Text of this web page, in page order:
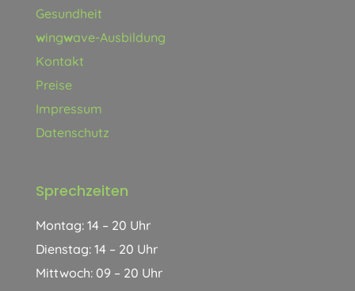
Gesundheit
wingwave-Ausbildung
Kontakt
Preise
Impressum
Datenschutz
Sprechzeiten
Montag: 14 – 20 Uhr
Dienstag: 14 – 20 Uhr
Mittwoch: 09 – 20 Uhr